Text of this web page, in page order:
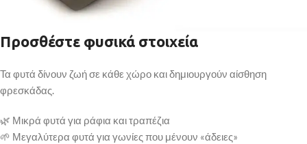
Προσθέστε φυσικά στοιχεία
Τα φυτά δίνουν ζωή σε κάθε χώρο και δημιουργούν αίσθηση
φρεσκάδας.
🌿 Μικρά φυτά για ράφια και τραπέζια
🌱 Μεγαλύτερα φυτά για γωνίες που μένουν «άδειες»